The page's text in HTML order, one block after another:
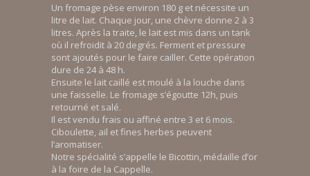
Un fromage pèse environ 180 g et nécessite un
litre de lait. Chaque jour, une chèvre donne 2 à 3
litres. Après la traite, le lait est mis dans un tank
où il refroidit à 20 degrés. Ferment et pressure
sont ajoutés pour le faire cailler. Cette opération
dure de 24 à 48 h.
Ensuite le lait caillé est moulé à la louche dans
une faisselle. Le fromage s’égoutte 12h, puis
retourné et salé.
Il est vendu frais ou affiné entre 3 et 6 mois.
Ciboulette, ail et fines herbes peuvent
l’aromatiser.
Notre spécialité s’appelle le Bicottin, médaille d’or
à la foire de la Cappelle.